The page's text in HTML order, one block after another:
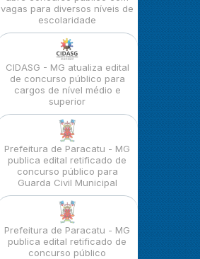
vagas para diversos níveis de
escolaridade
CIDASG - MG atualiza edital
de concurso público para
cargos de nível médio e
superior
Prefeitura de Paracatu - MG
publica edital retificado de
concurso público para
Guarda Civil Municipal
Prefeitura de Paracatu - MG
publica edital retificado de
concurso público